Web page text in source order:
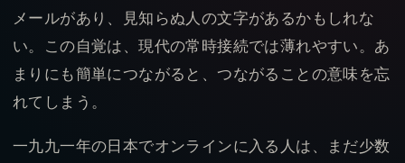
メールがあり、見知らぬ人の文字があるかもしれな
い。この自覚は、現代の常時接続では薄れやすい。あ
まりにも簡単につながると、つながることの意味を忘
れてしまう。
一九九一年の日本でオンラインに入る人は、まだ少数